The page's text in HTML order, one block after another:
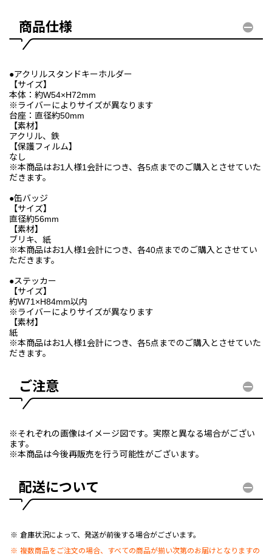
商品仕様
●アクリルスタンドキーホルダー
【サイズ】
本体：約W54×H72mm
※ライバーによりサイズが異なります
台座：直径約50mm
【素材】
アクリル、鉄
【保護フィルム】
なし
※本商品はお1人様1会計につき、各5点までのご購入とさせていた
だきます。
●缶バッジ
【サイズ】
直径約56mm
【素材】
ブリキ、紙
※本商品はお1人様1会計につき、各40点までのご購入とさせてい
ただきます。
●ステッカー
【サイズ】
約W71×H84mm以内
※ライバーによりサイズが異なります
【素材】
紙
※本商品はお1人様1会計につき、各5点までのご購入とさせていた
だきます。
ご注意
※それぞれの画像はイメージ図です。実際と異なる場合がござい
ます。
※本商品は今後再販売を行う可能性がございます。
配送について
倉庫状況によって、発送が前後する場合がございます。
複数商品をご注文の場合、すべての商品が揃い次第のお届けとなりますの